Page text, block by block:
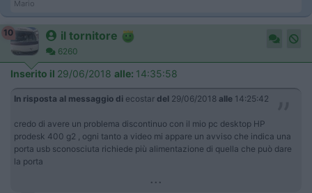
Mario
10 il tornitore
6260
Inserito il 29/06/2018 alle: 14:35:58
In risposta al messaggio di ecostar del 29/06/2018 alle 14:25:42
credo di avere un problema discontinuo con il mio pc desktop HP
prodesk 400 g2 , ogni tanto a video mi appare un avviso che indica una
porta usb sconosciuta richiede più alimentazione di quella che può dare
la porta
...